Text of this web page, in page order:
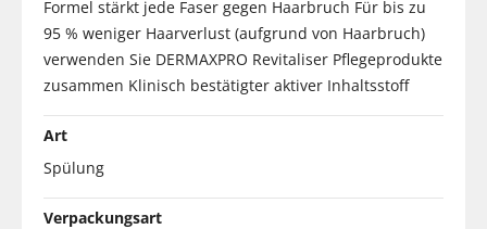
Formel stärkt jede Faser gegen Haarbruch Für bis zu
95 % weniger Haarverlust (aufgrund von Haarbruch)
verwenden Sie DERMAXPRO Revitaliser Pflegeprodukte
zusammen Klinisch bestätigter aktiver Inhaltsstoff
Art
Spülung
Verpackungsart